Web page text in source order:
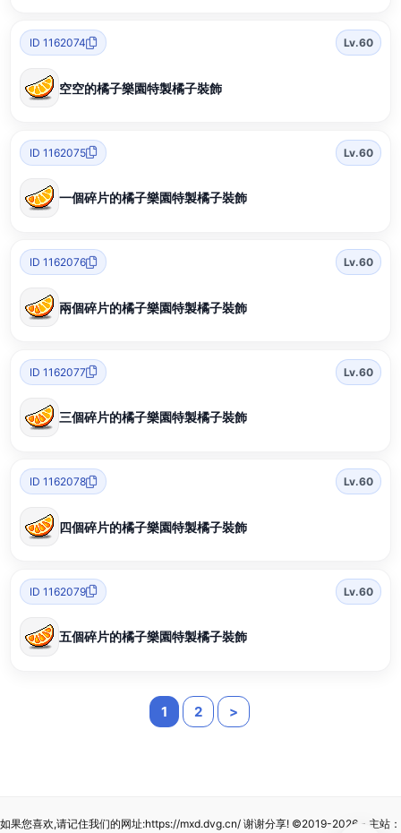
ID 1162074 Lv.60
空空的橘子樂園特製橘子裝飾
ID 1162075 Lv.60
一個碎片的橘子樂園特製橘子裝飾
ID 1162076 Lv.60
兩個碎片的橘子樂園特製橘子裝飾
ID 1162077 Lv.60
三個碎片的橘子樂園特製橘子裝飾
ID 1162078 Lv.60
四個碎片的橘子樂園特製橘子裝飾
ID 1162079 Lv.60
五個碎片的橘子樂園特製橘子裝飾
1 2 >
如果您喜欢,请记住我们的网址:https://mxd.dvg.cn/ 谢谢分享! ©2019-2026 - 主站：